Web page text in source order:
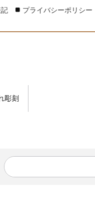
彫刻
プライバシーポリシー